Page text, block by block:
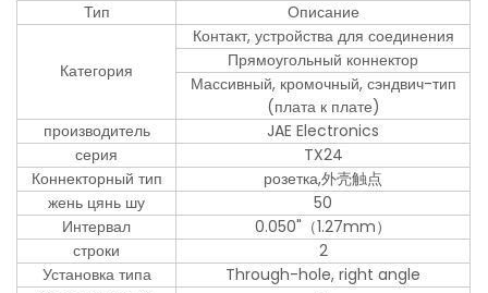
Тип Описание
Категория
Контакт, устройства для соединения
Прямоугольный коннектор
Массивный, кромочный, сэндвич-тип
(плата к плате)
производитель
JAE Electronics
серия
TX24
Коннекторный тип
розетка,外壳触点
жень цянь шу
50
Интервал
0.050"（1.27mm）
строки
2
Установка типа
Through-hole, right angle